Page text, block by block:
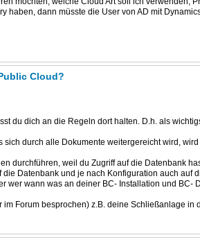
haben, dann müsste die User von AD mit
Cloud?
du dich an die Regeln dort halten. D.h. als
sich durch alle Dokumente weitergereicht wird,
durchführen, weil du Zugriff auf die Datenbank
die Datenbank und je nach Konfiguration auch
wer wann was an deiner BC- Installation und BC-
Forum besprochen) z.B. deine Schließanlage